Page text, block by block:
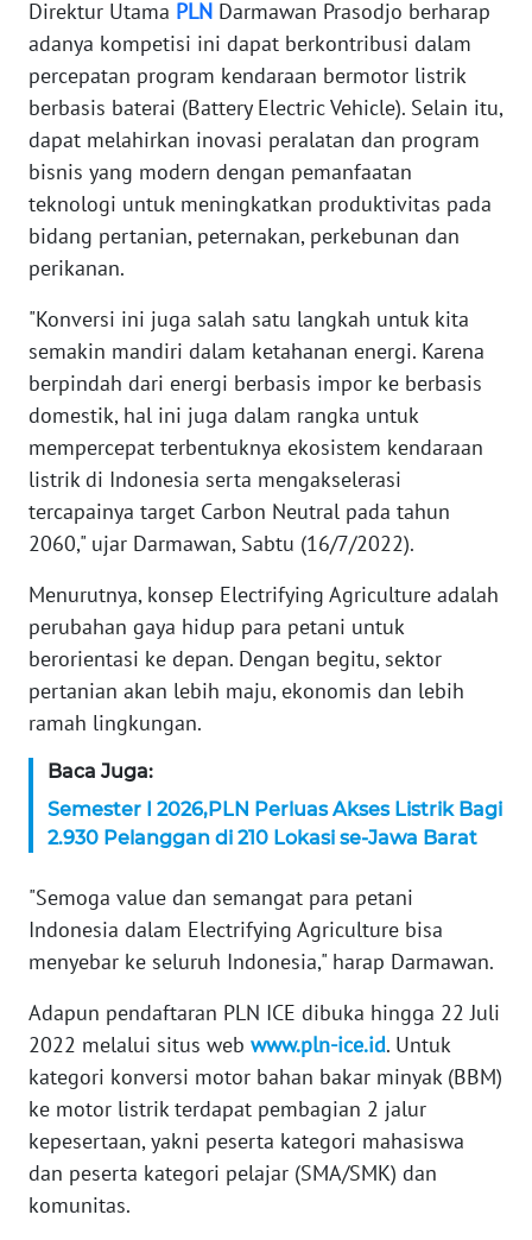
Direktur Utama PLN Darmawan Prasodjo berharap
adanya kompetisi ini dapat berkontribusi dalam
percepatan program kendaraan bermotor listrik
berbasis baterai (Battery Electric Vehicle). Selain itu,
dapat melahirkan inovasi peralatan dan program
bisnis yang modern dengan pemanfaatan
teknologi untuk meningkatkan produktivitas pada
bidang pertanian, peternakan, perkebunan dan
perikanan.
"Konversi ini juga salah satu langkah untuk kita
semakin mandiri dalam ketahanan energi. Karena
berpindah dari energi berbasis impor ke berbasis
domestik, hal ini juga dalam rangka untuk
mempercepat terbentuknya ekosistem kendaraan
listrik di Indonesia serta mengakselerasi
tercapainya target Carbon Neutral pada tahun
2060," ujar Darmawan, Sabtu (16/7/2022).
Menurutnya, konsep Electrifying Agriculture adalah
perubahan gaya hidup para petani untuk
berorientasi ke depan. Dengan begitu, sektor
pertanian akan lebih maju, ekonomis dan lebih
ramah lingkungan.
Baca Juga:
Semester I 2026,PLN Perluas Akses Listrik Bagi
2.930 Pelanggan di 210 Lokasi se-Jawa Barat
"Semoga value dan semangat para petani
Indonesia dalam Electrifying Agriculture bisa
menyebar ke seluruh Indonesia," harap Darmawan.
Adapun pendaftaran PLN ICE dibuka hingga 22 Juli
2022 melalui situs web www.pln-ice.id. Untuk
kategori konversi motor bahan bakar minyak (BBM)
ke motor listrik terdapat pembagian 2 jalur
kepesertaan, yakni peserta kategori mahasiswa
dan peserta kategori pelajar (SMA/SMK) dan
komunitas.
WN
JABAR
WN
NTT
WN
WN
PAPUA
WN
PAPUA
RIAU
WN
JAMBI
WN
SULTRA
NTB
SULTENG
WN
SULBAR
WN
BABEL